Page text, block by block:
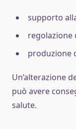
supporto
regolazione
produzione
Un’alterazione
può avere
salute.